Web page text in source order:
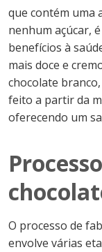
que contém uma
nenhum açúcar,
benefícios à
mais doce e
chocolate
feito a partir da
oferecendo um
O processo de
envolve várias